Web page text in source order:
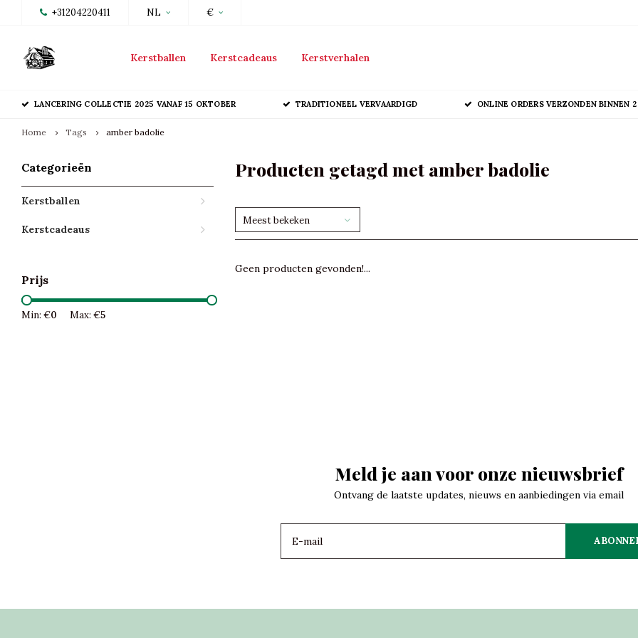
+31204220411 NL €
Kerstballen Kerstcadeaus Kerstverhalen
LANCERING COLLECTIE 2025 VANAF 15 OKTOBER TRADITIONEEL VERVAARDIGD ONLINE ORDERS VERZONDEN BINNEN
Home Tags amber badolie
Categorieën
Kerstballen
Kerstcadeaus
Prijs
Min: €0 Max: €5
Producten getagd met amber badolie
Meest bekeken
Geen producten gevonden!...
Meld je aan voor onze nieuwsbrief
Ontvang de laatste updates, nieuws en aanbiedingen via email